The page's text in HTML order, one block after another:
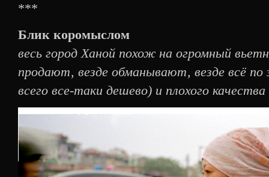
***
Блик коромыслом
весь город Ханой похож на огромный
продают, везде обманывают, везде всё
всего все-таки дешево) и плохого